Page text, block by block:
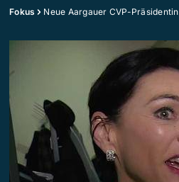
Fokus Neue Aargauer CVP-Präsidentin